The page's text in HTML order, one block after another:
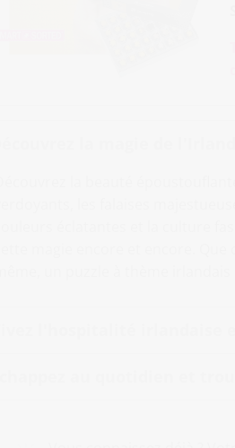
Découvrez la beauté
verdoyants, les falaises
couleurs éclatantes et la culture
cette magie encore et encore.
même, un puzzle à thème
Échappez au quotidien et